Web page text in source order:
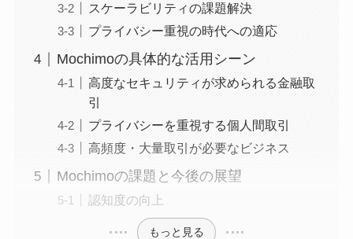
スケーラビリティの課題解決
プライバシー重視の時代への適応
Mochimoの具体的な活用シーン
高度なセキュリティが求められる金融取
引
プライバシーを重視する個人間取引
高頻度・大量取引が必要なビジネス
Mochimoの課題と今後の展望
認知度の向上
もっと見る